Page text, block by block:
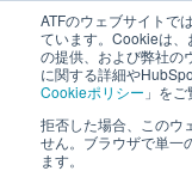
ATFのウェブサイトで
ています。Cookieは
の提供、および弊社
に関する詳細や
Cookieポリシー 」をご
拒否した場合、このウ
せん。ブラウザで単一
ます。
長野県長野市・松本市ウ